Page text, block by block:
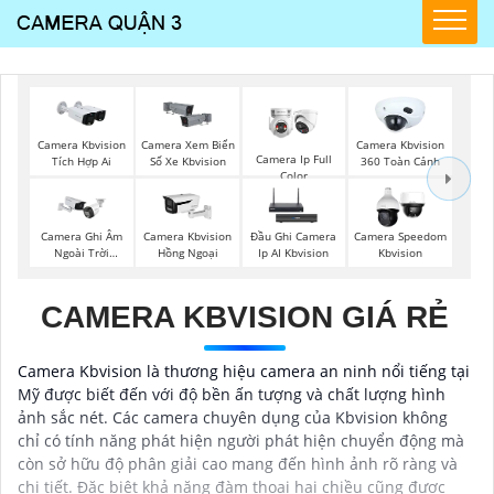
Camera Kbvision
Tích Hợp Ai
Camera Xem Biển
Số Xe Kbvision
Camera Ip Full
Color
Camera Kbvision
360 Toàn Cảnh
Camera Ghi Âm
Ngoài Trời
Camera Kbvision
Hồng Ngoại
Đầu Ghi Camera
Ip AI Kbvision
Camera Speedom
Kbvision
CAMERA KBVISION GIÁ RẺ
Camera Kbvision là thương hiệu camera an ninh nổi tiếng tại
Mỹ được biết đến với độ bền ấn tượng và chất lượng hình
ảnh sắc nét. Các camera chuyên dụng của Kbvision không
chỉ có tính năng phát hiện người phát hiện chuyển động mà
còn sở hữu độ phân giải cao mang đến hình ảnh rõ ràng và
chi tiết. Đặc biệt khả năng đàm thoại hai chiều cũng được